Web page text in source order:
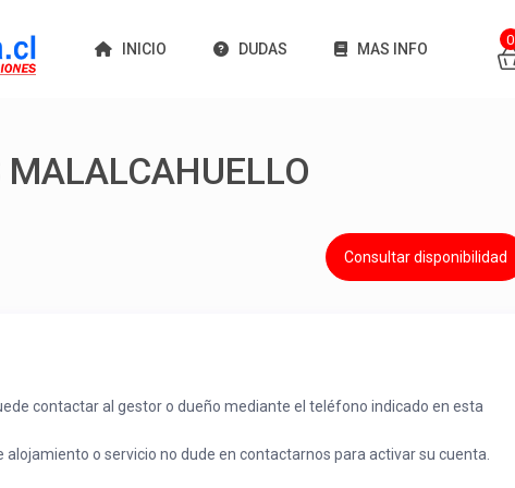
INICIO DUDAS MAS INFO
0
Consultar disponibilidad
contactar al gestor o dueño mediante el teléfono indicado en esta
o servicio no dude en contactarnos para activar su cuenta.